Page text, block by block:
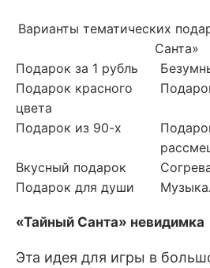
Варианты тематических
Санта»
Подарок за 1 рубль
Подарок красного
цвета
Подарок из 90-х
Вкусный подарок
Подарок для души
«Тайный Санта» невидимка
Эта идея для игры в